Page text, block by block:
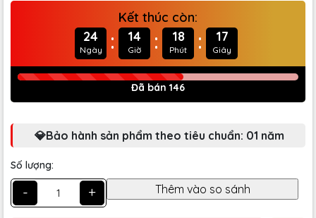
Kết thúc còn:
24
Ngày : 14
Giờ : 18
Phút : 15
Giây
Đã bán 146
💎Bảo hành sản phẩm theo tiêu chuẩn: 01 năm
Số lượng:
- +